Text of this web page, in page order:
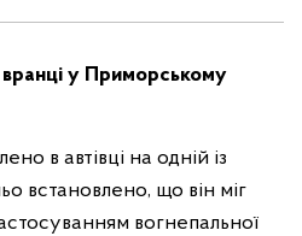
вранці у Приморському
в автівці на одній із
встановлено, що він міг
вогнепальної